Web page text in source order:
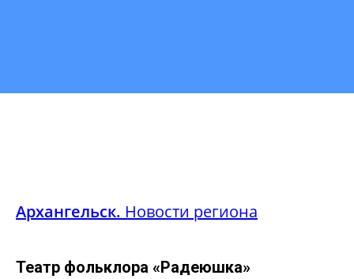
Архангельск. Новости региона
Театр фольклора «Радеюшка»